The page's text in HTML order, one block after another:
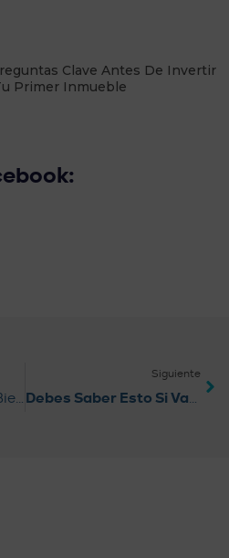
Clave Antes De Invertir
Primer Inmueble
¡Crea Un Negocio De Bienes Raíces En Tres Pasos!
Siguiente
Debes Saber Esto Si Vas A Comprar Tu Primera Propiedad